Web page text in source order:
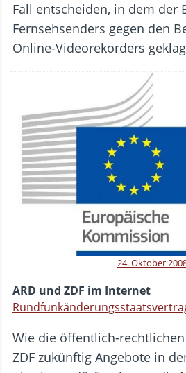
Fall entscheiden, in dem der
Fernsehsenders gegen den
Online-Videorekorders
24. Oktober
ARD und ZDF im Internet
Wie die öffentlich-rechtlichen
ZDF zukünftig Angebote in